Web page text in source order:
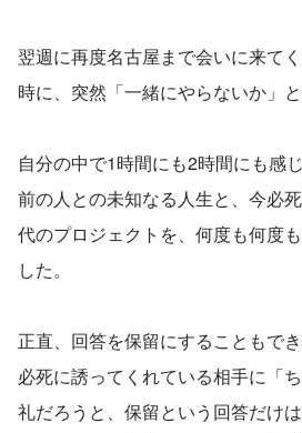
翌週に再度名古屋まで会いに来て
時に、突然「一緒にやらないか」
自分の中で1時間にも2時間にも感
前の人との未知なる人生と、今必
代のプロジェクトを、何度も何度
した。
正直、回答を保留にすることもで
必死に誘ってくれている相手に「
礼だろうと、保留という回答だけ